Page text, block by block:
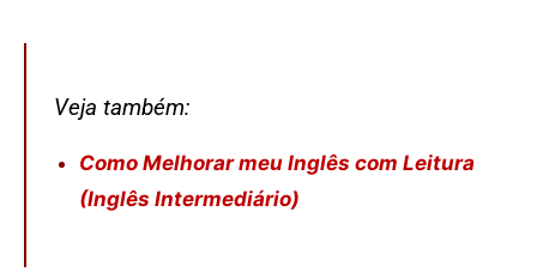
Veja também:
Como Melhorar meu Inglês com Leitura
(Inglês Intermediário)